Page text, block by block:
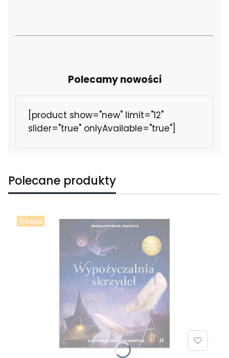
Polecamy nowości
[product show="new" limit="12"
slider="true" onlyAvailable="true"]
Polecane produkty
Okazja